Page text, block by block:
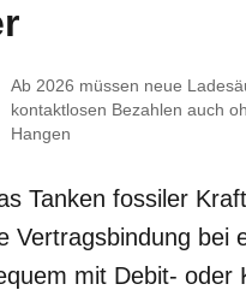
Ab 2026 müssen neue
kontaktlosen Bezahlen auch
Hangen
Tanken fossiler
Vertragsbindung bei
mit Debit- oder